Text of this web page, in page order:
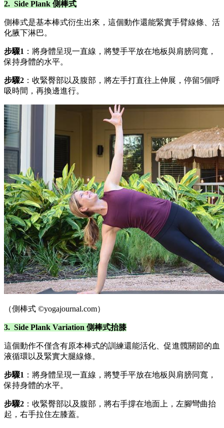
2. Side Plank 側棒式
側棒式是基本棒式衍生出來，這個動作還能緊實手臂線條、活
化腋下淋巴。
步驟1 ：將身體呈現一直線，將雙手平放在地板與肩膀同寬，
保持身體的水平。
步驟2 ：收緊臀部以及腹部，將左手打直往上伸展，停留5個呼
吸時間，再換邊進行。
（側棒式 ©yogajournal.com）
3. Side Plank Variation 側棒式抬膝
這個動作不僅含有原本棒式的訓練還能活化、促進髖關節的血
液循環以及緊實大腿線條。
步驟1 ：將身體呈現一直線，將雙手平放在地板與肩膀同寬，
保持身體的水平。
步驟2 ：收緊臀部以及腹部，將右手撐在地面上，左腳彎曲抬
起，右手拉住左膝蓋。